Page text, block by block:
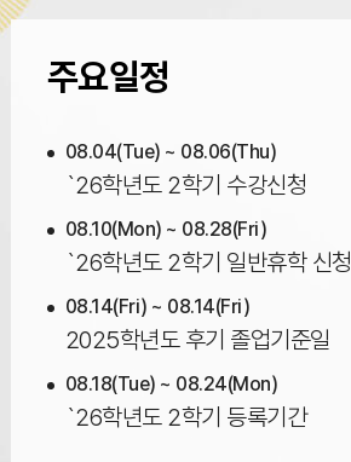
주요일정
08.04(Tue) ~ 08.06(Thu)
`26학년도 2학기 수강신청
08.10(Mon) ~ 08.28(Fri)
`26학년도 2학기 일반휴학 신청
08.14(Fri) ~ 08.14(Fri)
2025학년도 후기 졸업기준일
08.18(Tue) ~ 08.24(Mon)
`26학년도 2학기 등록기간